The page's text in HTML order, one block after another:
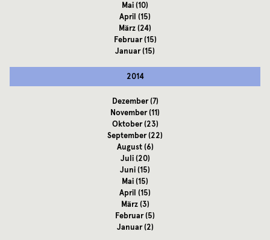
Mai(10)
April (15)
März(24)
Februar(15)
Januar(15)
2014
Dezember(7)
November(11)
Oktober(23)
September(22)
August(6)
Juli(20)
Juni(15)
Mai(15)
April (15)
März(3)
Februar(5)
Januar(2)